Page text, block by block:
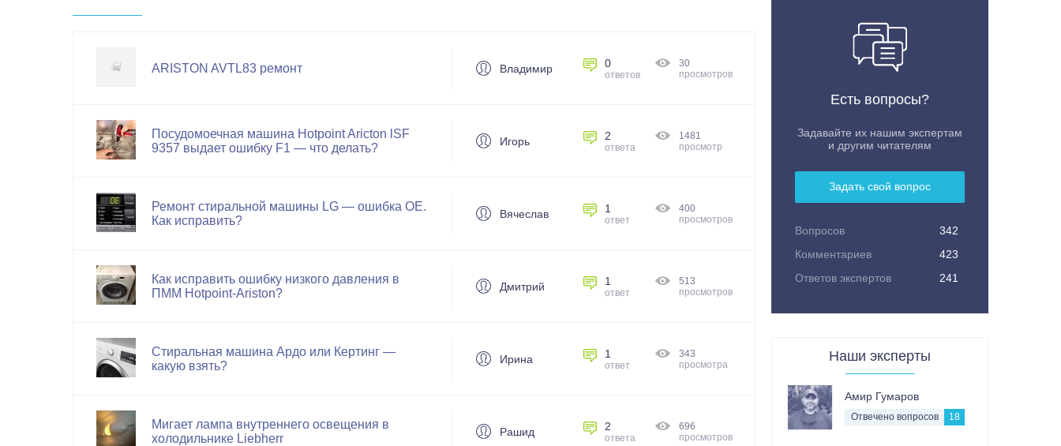
ARISTON AVTL83 ремонт Владимир 0
ответов
30
просмотров
Посудомоечная машина Hotpoint Aricton lSF
9357 выдает ошибку F1 — что делать?
Игорь 2
ответа
1481
просмотр
Ремонт стиральной машины LG — ошибка ОЕ.
Как исправить?
Вячеслав 1
ответ
400
просмотров
Как исправить ошибку низкого давления в
ПММ Hotpoint-Ariston?
Дмитрий 1
ответ
513
просмотров
Стиральная машина Ардо или Кертинг —
какую взять?
Ирина 1
ответ
343
просмотра
Мигает лампа внутреннего освещения в
холодильнике Liebherr
Рашид 2
ответа
696
просмотров
Есть вопросы?
Задавайте их нашим экспертам
и другим читателям
Задать свой вопрос
Вопросов
342
Комментариев
423
Ответов экспертов
241
Наши эксперты
Амир Гумаров
Отвечено вопросов 18